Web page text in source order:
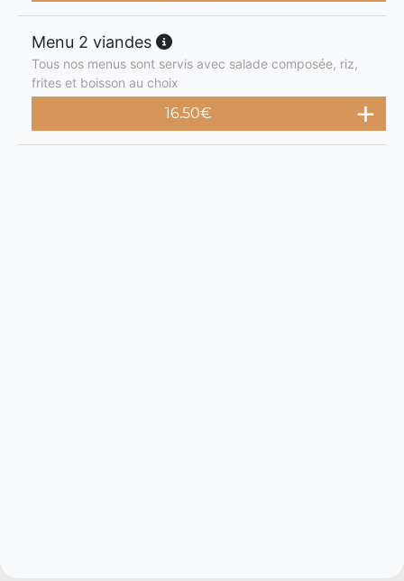
Menu 2 viandes
Tous nos menus sont servis avec salade composée, riz,
frites et boisson au choix
16.50€